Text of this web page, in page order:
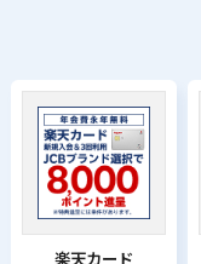
楽天カード